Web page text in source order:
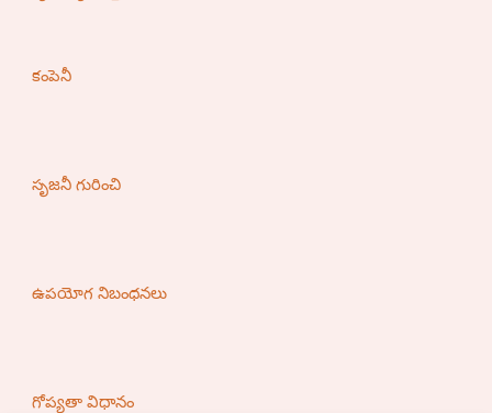
కంపెనీ
సృజనీ గురించి
ఉపయోగ నిబంధనలు
గోప్యతా విధానం